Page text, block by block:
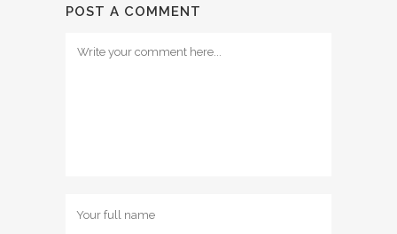
POST A COMMENT